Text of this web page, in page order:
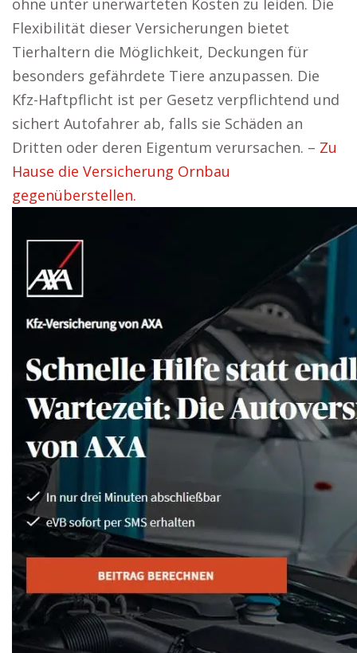
ohne unter unerwarteten Kosten zu leiden. Die
Flexibilität dieser Versicherungen bietet
Tierhaltern die Möglichkeit, Deckungen für
besonders gefährdete Tiere anzupassen. Die
Kfz-Haftpflicht ist per Gesetz verpflichtend und
sichert Autofahrer ab, falls sie Schäden an
Dritten oder deren Eigentum verursachen. – Zu
Hause die Versicherung Ornbau
gegenüberstellen.